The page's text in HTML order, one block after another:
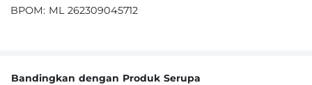
BPOM: ML 262309045712
Bandingkan dengan Produk Serupa